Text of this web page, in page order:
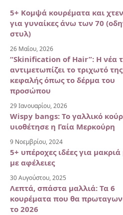
5+ Κομψά κουρέματα και
για γυναίκες άνω των 70
στυλ)
26 Μαΐου, 2026
“Skinification of Hair”: Η νέα
αντιμετωπίζει το τριχωτό της
κεφαλής όπως το δέρμα του
προσώπου
29 Ιανουαρίου, 2026
Wispy bangs: Το γαλλικό
υιοθέτησε η Γαία Μερκούρη
9 Νοεμβρίου, 2024
5+ υπέροχες ιδέες για
με αφέλειες
30 Αυγούστου, 2025
Λεπτά, σπάστα μαλλιά: Τα 6
κουρέματα που θα
το 2026